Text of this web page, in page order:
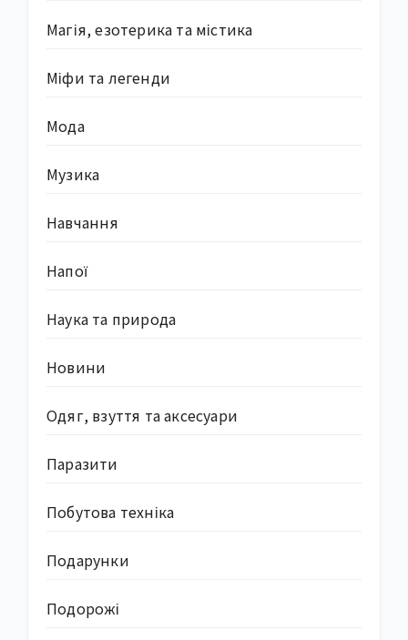
Магія, езотерика та містика
Міфи та легенди
Мода
Музика
Навчання
Напої
Наука та природа
Новини
Одяг, взуття та аксесуари
Паразити
Побутова техніка
Подарунки
Подорожі